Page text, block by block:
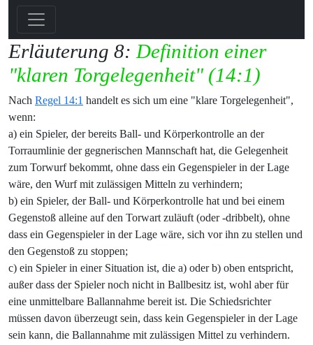
Erläuterung 8: Definition einer
"klaren Torgelegenheit" (14:1)
Nach Regel 14:1 handelt es sich um eine "klare Torgelegenheit",
wenn:
a) ein Spieler, der bereits Ball- und Körperkontrolle an der
Torraumlinie der gegnerischen Mannschaft hat, die Gelegenheit
zum Torwurf bekommt, ohne dass ein Gegenspieler in der Lage
wäre, den Wurf mit zulässigen Mitteln zu verhindern;
b) ein Spieler, der Ball- und Körperkontrolle hat und bei einem
Gegenstoß alleine auf den Torwart zuläuft (oder -dribbelt), ohne
dass ein Gegenspieler in der Lage wäre, sich vor ihn zu stellen und
den Gegenstoß zu stoppen;
c) ein Spieler in einer Situation ist, die a) oder b) oben entspricht,
außer dass der Spieler noch nicht in Ballbesitz ist, wohl aber für
eine unmittelbare Ballannahme bereit ist. Die Schiedsrichter
müssen davon überzeugt sein, dass kein Gegenspieler in der Lage
sein kann, die Ballannahme mit zulässigen Mittel zu verhindern.